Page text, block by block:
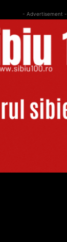
- Advertisement -